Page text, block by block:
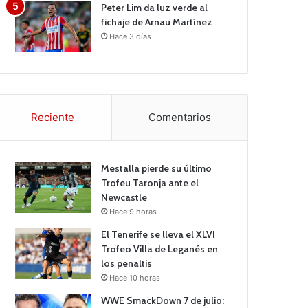
Peter Lim da luz verde al
fichaje de Arnau Martínez
Hace 3 días
Reciente Comentarios
Mestalla pierde su último
Trofeu Taronja ante el
Newcastle
Hace 9 horas
El Tenerife se lleva el XLVI
Trofeo Villa de Leganés en
los penaltis
Hace 10 horas
WWE SmackDown 7 de julio: